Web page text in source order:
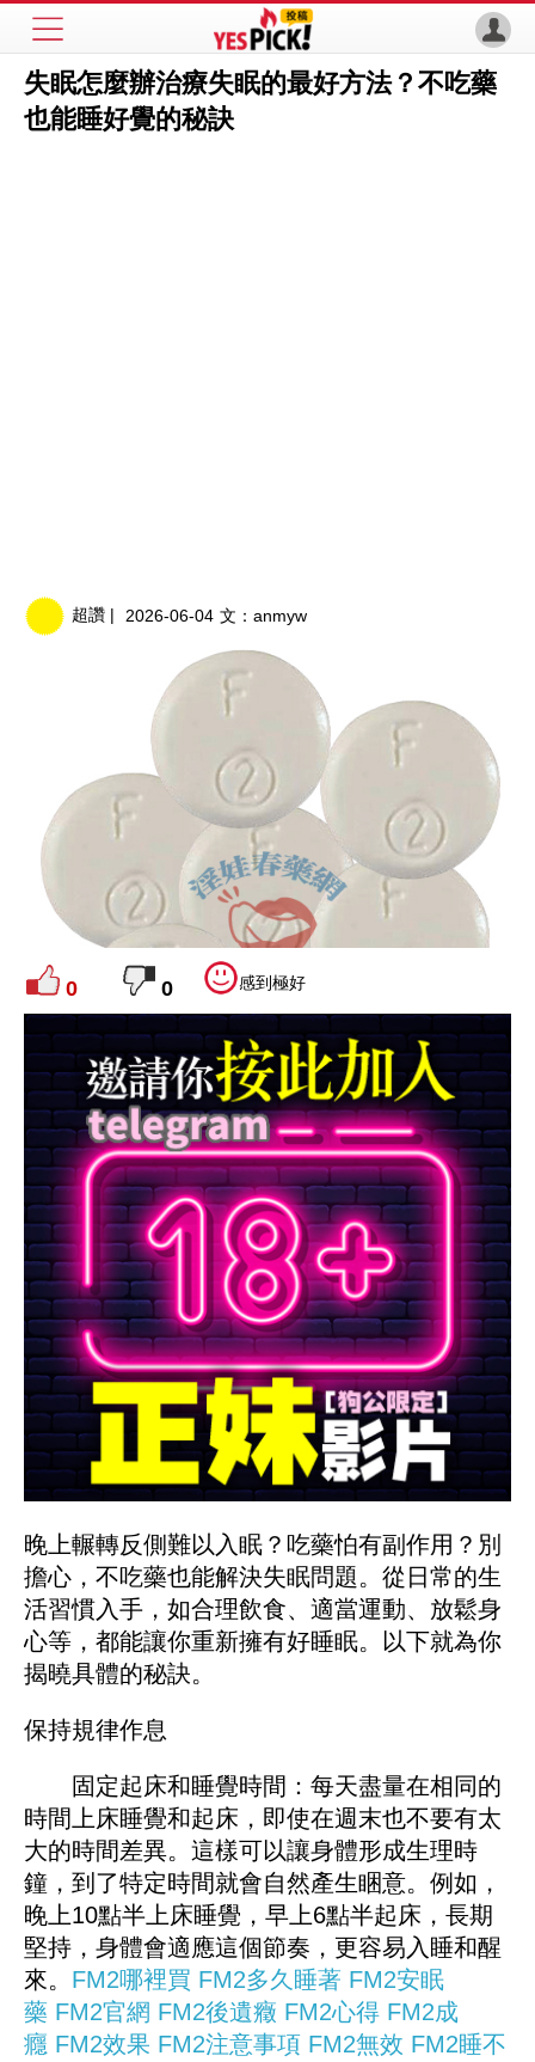
失眠怎麼辦治療失眠的最好方法？不吃藥
也能睡好覺的秘訣
超讚 | 2026-06-04 文： anmyw
0 0 感到極好
晚上輾轉反側難以入眠？吃藥怕有副作用？別
擔心，不吃藥也能解決失眠問題。從日常的生
活習慣入手，如合理飲食、適當運動、放鬆身
心等，都能讓你重新擁有好睡眠。以下就為你
揭曉具體的秘訣。
保持規律作息
固定起床和睡覺時間：每天盡量在相同的
時間上床睡覺和起床，即使在週末也不要有太
大的時間差異。這樣可以讓身體形成生理時
鐘，到了特定時間就會自然產生睏意。例如，
晚上10點半上床睡覺，早上6點半起床，長期
堅持，身體會適應這個節奏，更容易入睡和醒
來。 FM2哪裡買 FM2多久睡著 FM2安眠
藥 FM2官網 FM2後遺癥 FM2心得 FM2成
癮 FM2效果 FM2注意事項 FM2無效 FM2睡不